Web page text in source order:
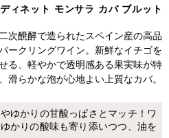
ィネット モンサラ カバ ブルット
次醗酵で造られたスペイン産の高品
ークリングワイン。新鮮なイチゴを
る、軽やかで透明感ある果実味が特
滑らかな泡が心地よい上質なカバ。
ゆかりの甘酸っぱさとマッチ！ワ
かりの酸味も寄り添いつつ、油を